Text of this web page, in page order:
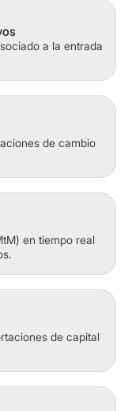
a la entrada
de cambio
en tiempo real
de capital